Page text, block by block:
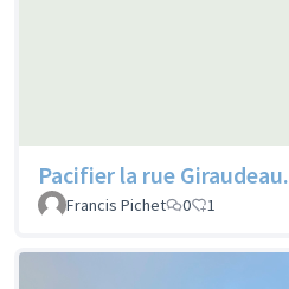
Pacifier la rue Giraudeau.
Francis Pichet
0 1